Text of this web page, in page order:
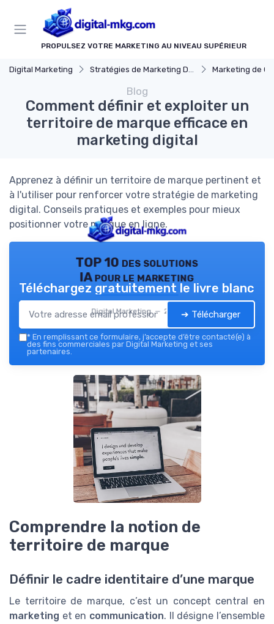
PROPULSEZ VOTRE MARKETING AU NIVEAU SUPÉRIEUR
Digital Marketing Stratégies de Marketing Digital Marketing de
Blog
Comment définir et exploiter un
territoire de marque efficace en
marketing digital
Apprenez à définir un territoire de marque pertinent et
à l'utiliser pour renforcer votre stratégie de marketing
digital. Conseils pratiques et exemples pour mieux
positionner votre marque en ligne.
TOP 10 des solutions
IA pour le marketing
Digital Marketing — 2026
Téléchargez gratuitement le livre blanc
➔ Télécharger
* En remplissant ce formulaire, j’accepte d’être contacté(e) à
des fins commerciales par Digital Marketing et ses
partenaires.
Comprendre la notion de
territoire de marque
Définir le cadre identitaire d’une marque
Le territoire de marque, c’est un concept central en
marketing et en communication. Il désigne l’ensemble
Panneau de gestion des cookies